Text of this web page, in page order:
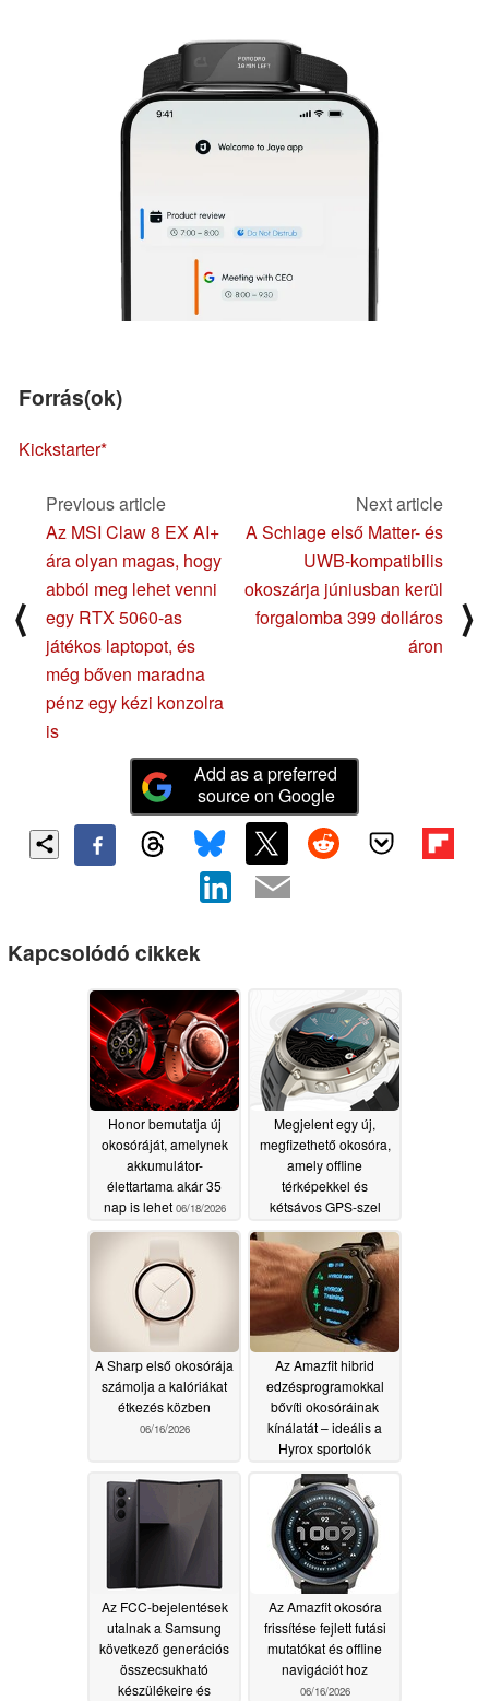
Forrás(ok)
Kickstarter
⟨
Previous article
Az MSI Claw 8 EX AI+
ára olyan magas, hogy
abból meg lehet venni
egy RTX 5060-as
játékos laptopot, és
még bőven maradna
pénz egy kézi konzolra
is
Next article
A Schlage első Matter- és
UWB-kompatibilis
okoszárja júniusban kerül
forgalomba 399 dolláros
áron
⟩
Add as a preferred
source on Google
Kapcsolódó cikkek
Honor bemutatja új
okosóráját, amelynek
akkumulátor-
élettartama akár 35
nap is lehet 06/18/2026
Megjelent egy új,
megfizethető okosóra,
amely offline
térképekkel és
kétsávos GPS-szel
06/17/2026
A Sharp első okosórája
számolja a kalóriákat
étkezés közben
06/16/2026
Az Amazfit hibrid
edzésprogramokkal
bővíti okosóráinak
kínálatát – ideális a
Hyrox sportolók
06/16/2026
Az FCC-bejelentések
utalnak a Samsung
következő generációs
összecsukható
készülékeire és
Az Amazfit okosóra
frissítése fejlett futási
mutatókat és offline
navigációt hoz
06/16/2026